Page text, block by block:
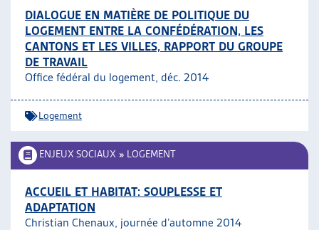
DIALOGUE EN MATIÈRE DE POLITIQUE DU
LOGEMENT ENTRE LA CONFÉDÉRATION, LES
CANTONS ET LES VILLES, RAPPORT DU GROUPE
DE TRAVAIL
Office fédéral du logement, déc. 2014
Logement
ENJEUX SOCIAUX » LOGEMENT
ACCUEIL ET HABITAT: SOUPLESSE ET
ADAPTATION
Christian Chenaux, journée d’automne 2014